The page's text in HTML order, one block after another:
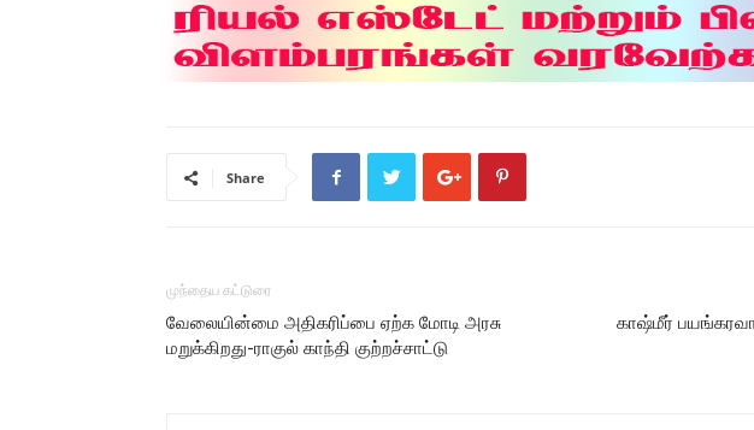
Share
முந்தைய கட்டுரை
வேலையின்மை அதிகரிப்பை ஏற்க மோடி அரசு
மறுக்கிறது-ராகுல் காந்தி குற்றச்சாட்டு
காஷ்மீர்